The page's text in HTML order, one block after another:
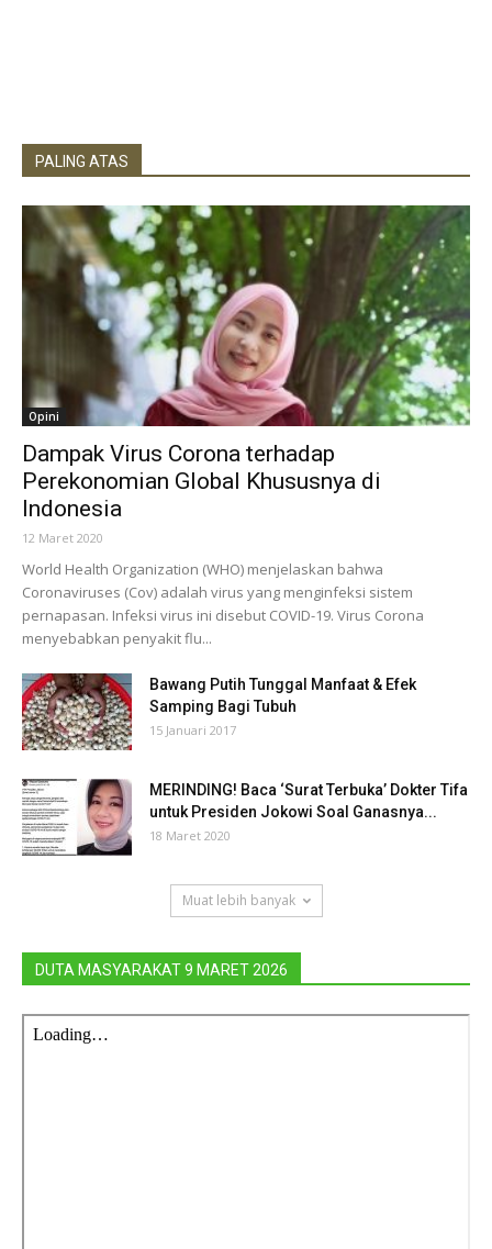
PALING ATAS
Opini
Dampak Virus Corona terhadap
Perekonomian Global Khususnya di
Indonesia
12 Maret 2020
World Health Organization (WHO) menjelaskan bahwa
Coronaviruses (Cov) adalah virus yang menginfeksi sistem
pernapasan. Infeksi virus ini disebut COVID-19. Virus Corona
menyebabkan penyakit flu...
Bawang Putih Tunggal Manfaat & Efek
Samping Bagi Tubuh
15 Januari 2017
MERINDING! Baca ‘Surat Terbuka’ Dokter Tifa
untuk Presiden Jokowi Soal Ganasnya...
18 Maret 2020
Muat lebih banyak
DUTA MASYARAKAT 9 MARET 2026